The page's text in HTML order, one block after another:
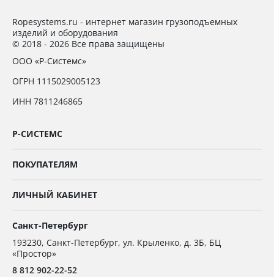
Ropesystems.ru - интернет магазин грузоподъемных
изделий и оборудования
© 2018 - 2026 Все права защищены
ООО «Р-Системс»
ОГРН 1115029005123
ИНН 7811246865
Р-СИСТЕМС
ПОКУПАТЕЛЯМ
ЛИЧНЫЙ КАБИНЕТ
Санкт-Петербург
193230, Санкт-Петербург, ул. Крыленко, д. 3Б, БЦ
«Простор»
8 812 902-22-52